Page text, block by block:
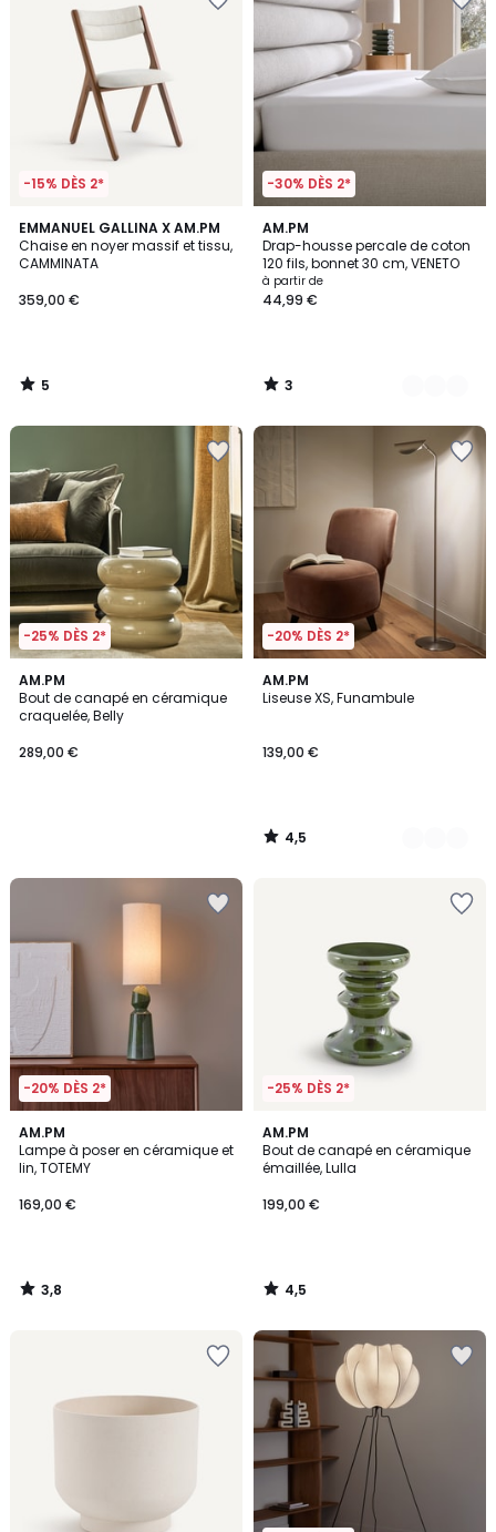
-15% DÈS 2*
EMMANUEL GALLINA X AM.PM
Chaise en noyer massif et tissu,
CAMMINATA
359,00 €
5
/
5
5
/
-30% DÈS 2*
AM.PM
Drap-housse percale de coton
120 fils, bonnet 30 cm, VENETO
à partir de
44,99 €
3
/
5
6
Couleurs
3
/
-25% DÈS 2*
AM.PM
Bout de canapé en céramique
craquelée, Belly
289,00 €
-20% DÈS 2*
AM.PM
Liseuse XS, Funambule
139,00 €
4,5
/ 5
2
Couleurs
4,5
/
-20% DÈS 2*
AM.PM
Lampe à poser en céramique et
lin, TOTEMY
169,00 €
3,8
/ 5
3,8
/
-25% DÈS 2*
AM.PM
Bout de canapé en céramique
émaillée, Lulla
199,00 €
4,5
/ 5
4,5
/